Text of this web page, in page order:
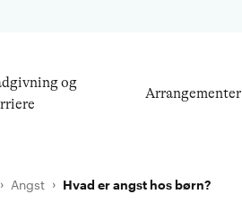
og
Arrangementer
Angst Hvad er angst hos børn?